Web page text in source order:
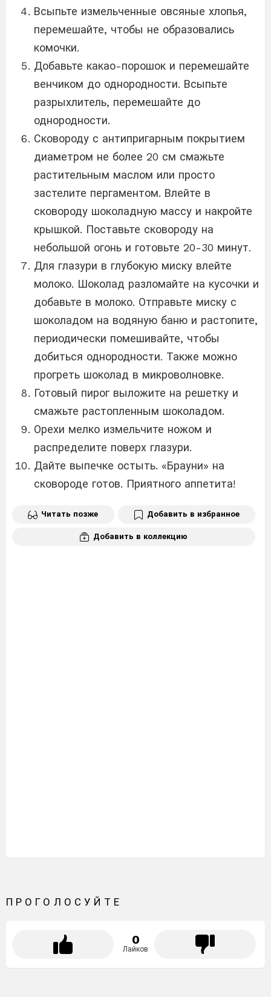
Всыпьте измельченные овсяные хлопья,
перемешайте, чтобы не образовались
комочки.
Добавьте какао-порошок и перемешайте
венчиком до однородности. Всыпьте
разрыхлитель, перемешайте до
однородности.
Сковороду с антипригарным покрытием
диаметром не более 20 см смажьте
растительным маслом или просто
застелите пергаментом. Влейте в
сковороду шоколадную массу и накройте
крышкой. Поставьте сковороду на
небольшой огонь и готовьте 20-30 минут.
Для глазури в глубокую миску влейте
молоко. Шоколад разломайте на кусочки и
добавьте в молоко. Отправьте миску с
шоколадом на водяную баню и растопите,
периодически помешивайте, чтобы
добиться однородности. Также можно
прогреть шоколад в микроволновке.
Готовый пирог выложите на решетку и
смажьте растопленным шоколадом.
Орехи мелко измельчите ножом и
распределите поверх глазури.
Дайте выпечке остыть. «Брауни» на
сковороде готов. Приятного аппетита!
Читать позже Добавить в избранное
Добавить в коллекцию
ПРОГОЛОСУЙТЕ
0
Лайков